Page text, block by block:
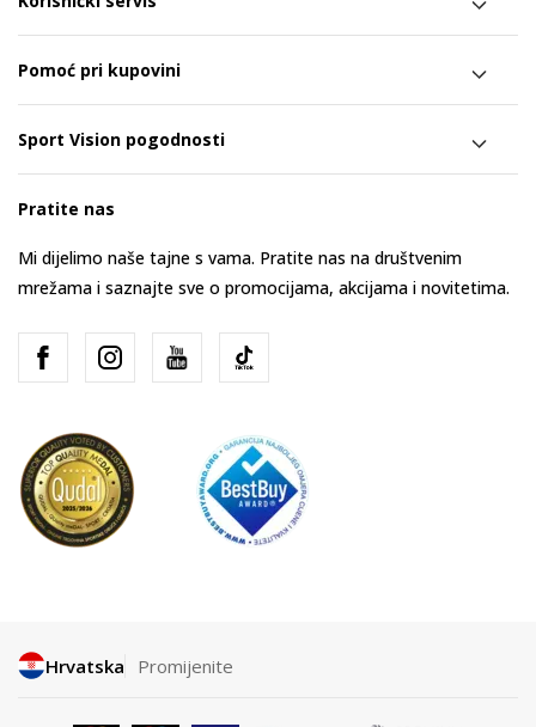
Pomoć pri kupovini
Sport Vision pogodnosti
Pratite nas
Mi dijelimo naše tajne s vama. Pratite nas na društvenim
mrežama i saznajte sve o promocijama, akcijama i novitetima.
Hrvatska Promijenite